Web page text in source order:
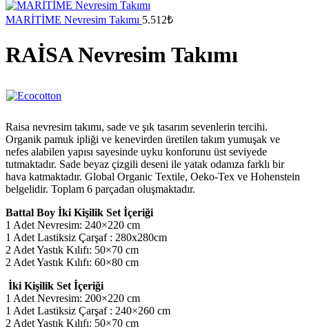
MARİTİME Nevresim Takımı 5.512₺
RAİSA Nevresim Takımı
Raisa nevresim takımı, sade ve şık tasarım sevenlerin tercihi.
Organik pamuk ipliği ve kenevirden üretilen takım yumuşak ve
nefes alabilen yapısı sayesinde uyku konforunu üst seviyede
tutmaktadır. Sade beyaz çizgili deseni ile yatak odanıza farklı bir
hava katmaktadır. Global Organic Textile, Oeko-Tex ve Hohenstein
belgelidir. Toplam 6 parçadan oluşmaktadır.
Battal Boy İki Kişilik Set İçeriği
1 Adet Nevresim: 240×220 cm
1 Adet Lastiksiz Çarşaf : 280x280cm
2 Adet Yastık Kılıfı: 50×70 cm
2 Adet Yastık Kılıfı: 60×80 cm
İki Kişilik Set İçeriği
1 Adet Nevresim: 200×220 cm
1 Adet Lastiksiz Çarşaf : 240×260 cm
2 Adet Yastık Kılıfı: 50×70 cm